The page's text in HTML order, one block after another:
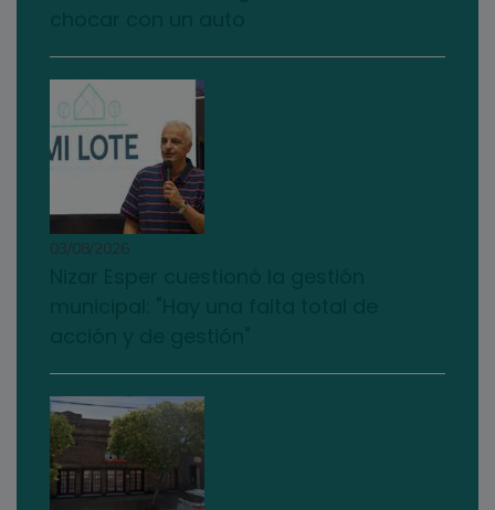
03/08/2026